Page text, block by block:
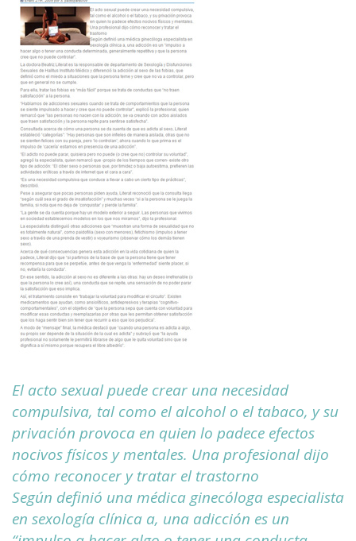
El acto sexual puede crear una necesidad
compulsiva, tal como el alcohol o el tabaco, y su
privación provoca en quien lo padece efectos
nocivos físicos y mentales. Una profesional dijo
cómo reconocer y tratar el trastorno
Según definió una médica ginecóloga especialista
en sexología clínica a, una adicción es un